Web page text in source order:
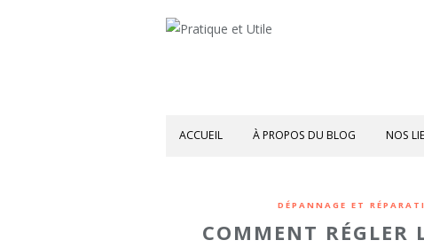
ACCUEIL À PROPOS DU BLOG NOS
DÉPANNAGE ET
COMMENT RÉGLER